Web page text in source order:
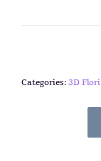
Categories:3D Flori